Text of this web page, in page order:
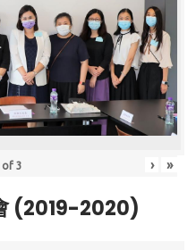
of3 › »
(2019-2020)